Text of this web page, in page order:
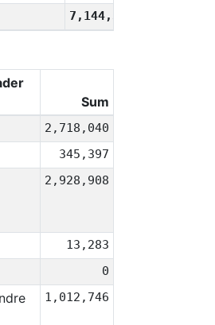
7,144,381
Sum
2,718,040
345,397
2,928,908
13,283
0
1,012,746